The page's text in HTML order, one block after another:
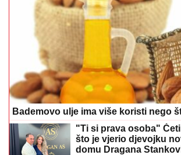
Bademovo ulje ima više koristi nego
"Ti si prava osoba"
što je vjerio djevojku
domu Dragana